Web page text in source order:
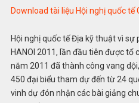
Download tài liệu Hội nghị quốc tế
Hội nghị quốc tế Địa kỹ thuật vì sự
HANOI 2011, lần đầu tiên được tổ
năm 2011 đã thành công vang
450 đại biểu tham dự đến từ 24
vinh dự đón nhận các bài giảng